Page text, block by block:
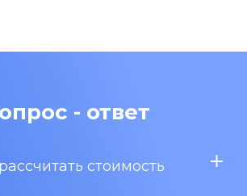
- ответ
стоимость